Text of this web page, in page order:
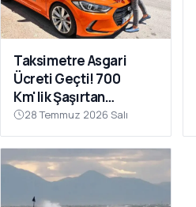
Taksimetre Asgari
Ücreti Geçti! 700
Km'lik Şaşırtan
Yolculuk
28 Temmuz 2026 Salı